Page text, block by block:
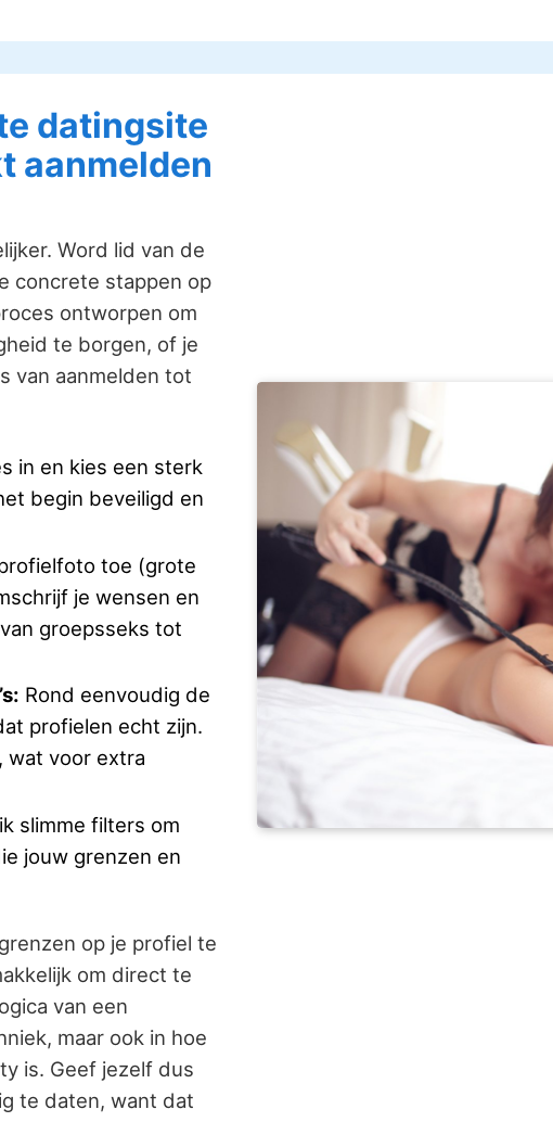
datingsite
aanmelden
Word lid van de
concrete stappen op
ontworpen om
te borgen, of je
van aanmelden tot
in en kies een sterk
begin beveiligd en
toe (grote
je wensen en
groepsseks tot
Rond eenvoudig de
profielen echt zijn.
wat voor extra
slimme filters om
jouw grenzen en
op je profiel te
om direct te
van een
maar ook in hoe
is. Geef jezelf dus
te daten, want dat